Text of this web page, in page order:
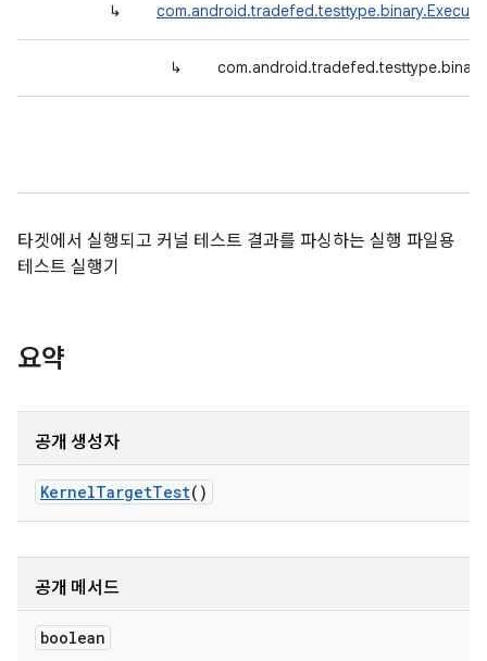
↳
↳
타겟에서 실행되고 커널 테스트 결과를 파싱하는 실행 파일용
테스트 실행기
요약
공개 생성자
KernelTargetTest()
공개 메서드
boolean